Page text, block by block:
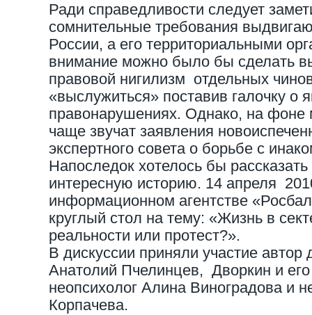
Ради справедливости следует
сомнительные требования
России, а его территориальными
внимание можно было бы сделать
правовой нигилизм отдельных
«выслужиться» поставив галочку о
правонарушениях. Однако, на фоне
чаще звучат заявления
экспертного совета о борьбе с
Напоследок хотелось бы
интересную историю. 14 апреля
информационном агентстве
круглый стол на тему: «Жизнь в
реальности или протест?».
В дискуссии приняли участие автор
Анатолий Пчелинцев, Дворкин и
неопсихолог Алина Виноградова и
Корпачева.